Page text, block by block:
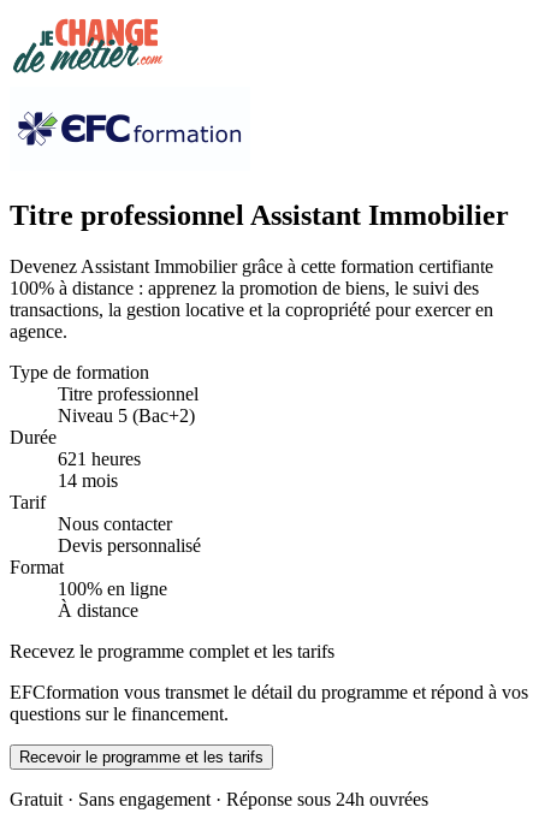
Titre professionnel Assistant Immobilier
Devenez Assistant Immobilier grâce à cette formation certifiante
100% à distance : apprenez la promotion de biens, le suivi des
transactions, la gestion locative et la copropriété pour exercer en
agence.
Type de formation
Titre professionnel
Niveau 5 (Bac+2)
Durée
621 heures
14 mois
Tarif
Nous contacter
Devis personnalisé
Format
100% en ligne
À distance
Recevez le programme complet et les tarifs
EFCformation vous transmet le détail du programme et répond à vos
questions sur le financement.
Recevoir le programme et les tarifs
Gratuit · Sans engagement · Réponse sous 24h ouvrées